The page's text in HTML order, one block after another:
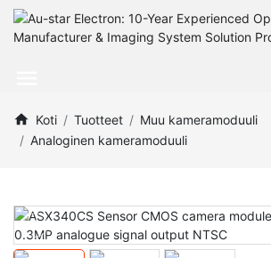
Koti Tuotteet
Muu kameramoduuli
Analoginen kameramoduuli